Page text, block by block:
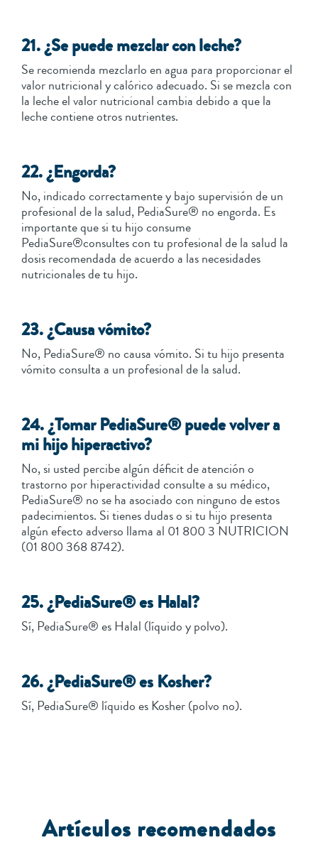
21. ¿Se puede mezclar con leche?
Se recomienda mezclarlo en agua para proporcionar el
valor nutricional y calórico adecuado. Si se mezcla con
la leche el valor nutricional cambia debido a que la
leche contiene otros nutrientes.
22. ¿Engorda?
No, indicado correctamente y bajo supervisión de un
profesional de la salud, PediaSure® no engorda. Es
importante que si tu hijo consume
PediaSure®consultes con tu profesional de la salud la
dosis recomendada de acuerdo a las necesidades
nutricionales de tu hijo.
23. ¿Causa vómito?
No, PediaSure® no causa vómito. Si tu hijo presenta
vómito consulta a un profesional de la salud.
24. ¿Tomar PediaSure® puede volver a
mi hijo hiperactivo?
No, si usted percibe algún déficit de atención o
trastorno por hiperactividad consulte a su médico,
PediaSure® no se ha asociado con ninguno de estos
padecimientos. Si tienes dudas o si tu hijo presenta
algún efecto adverso llama al 01 800 3 NUTRICION
(01 800 368 8742).
25. ¿PediaSure® es Halal?
Sí, PediaSure® es Halal (líquido y polvo).
26. ¿PediaSure® es Kosher?
Sí, PediaSure® líquido es Kosher (polvo no).
Artículos recomendados